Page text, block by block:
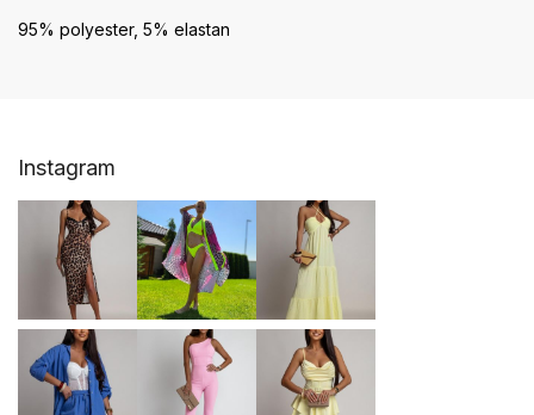
95% polyester, 5% elastan
Instagram